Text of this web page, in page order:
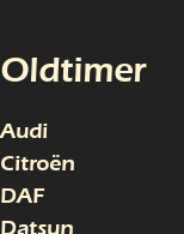
Oldtimer
Audi
Citroën
DAF
Datsun